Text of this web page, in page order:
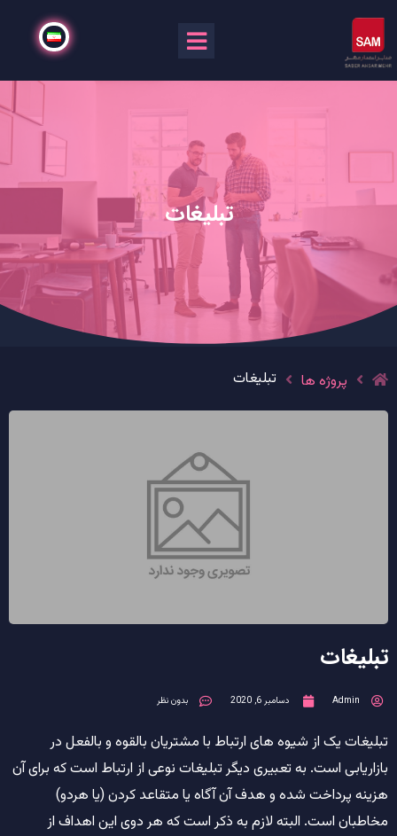
تبلیغات
پروژه ها تبلیغات
تبلیغات
Admin دسامبر 6, 2020 بدون نظر
تبلیغات یک از شیوه های ارتباط با مشتریان بالقوه و بالفعل در
بازاریابی است. به تعبیری دیگر تبلیغات نوعی از ارتباط است که برای آن
هزینه پرداخت شده و هدف آن آگاه یا متقاعد کردن (یا هردو)
مخاطبان است. البته لازم به ذکر است که هر دوی این اهداف از